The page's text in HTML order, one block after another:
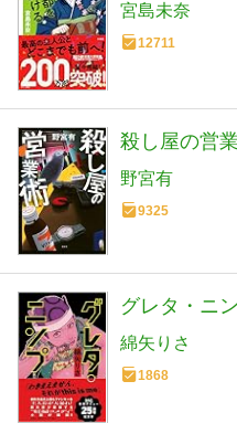
宮島未奈
12711
殺し屋の営
野宮有
9325
グレタ・ニ
綿矢りさ
1868